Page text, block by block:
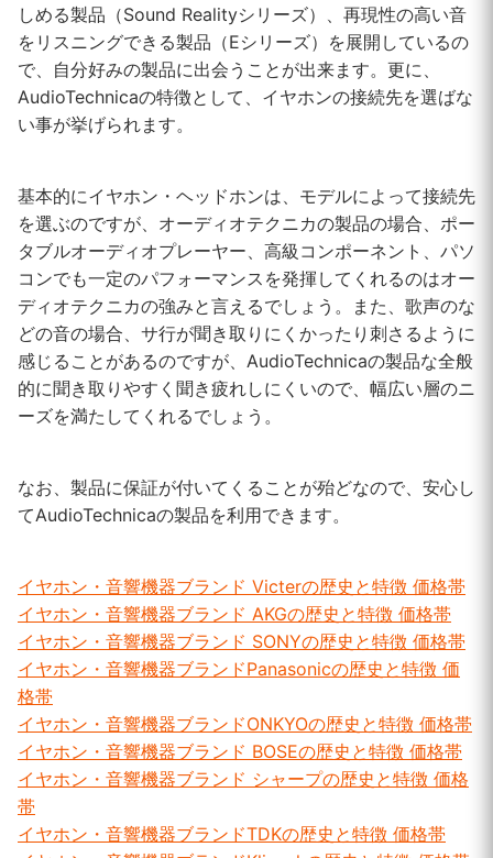
しめる製品（Sound Realityシリーズ）、再現性の高い音
をリスニングできる製品（Eシリーズ）を展開しているの
で、自分好みの製品に出会うことが出来ます。更に、
AudioTechnicaの特徴として、イヤホンの接続先を選ばな
い事が挙げられます。
基本的にイヤホン・ヘッドホンは、モデルによって接続先
を選ぶのですが、オーディオテクニカの製品の場合、ポー
タブルオーディオプレーヤー、高級コンポーネント、パソ
コンでも一定のパフォーマンスを発揮してくれるのはオー
ディオテクニカの強みと言えるでしょう。また、歌声のな
どの音の場合、サ行が聞き取りにくかったり刺さるように
感じることがあるのですが、AudioTechnicaの製品な全般
的に聞き取りやすく聞き疲れしにくいので、幅広い層のニ
ーズを満たしてくれるでしょう。
なお、製品に保証が付いてくることが殆どなので、安心し
てAudioTechnicaの製品を利用できます。
イヤホン・音響機器ブランド Victerの歴史と特徴 価格帯
イヤホン・音響機器ブランド AKGの歴史と特徴 価格帯
イヤホン・音響機器ブランド SONYの歴史と特徴 価格帯
イヤホン・音響機器ブランドPanasonicの歴史と特徴 価
格帯
イヤホン・音響機器ブランドONKYOの歴史と特徴 価格帯
イヤホン・音響機器ブランド BOSEの歴史と特徴 価格帯
イヤホン・音響機器ブランド シャープの歴史と特徴 価格
帯
イヤホン・音響機器ブランドTDKの歴史と特徴 価格帯